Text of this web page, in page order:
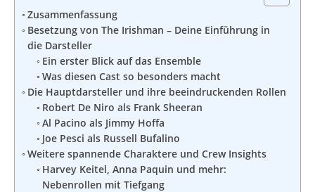
Zusammenfassung
Besetzung von The Irishman – Deine Einführung in
die Darsteller
Ein erster Blick auf das Ensemble
Was diesen Cast so besonders macht
Die Hauptdarsteller und ihre beeindruckenden Rollen
Robert De Niro als Frank Sheeran
Al Pacino als Jimmy Hoffa
Joe Pesci als Russell Bufalino
Weitere spannende Charaktere und Crew Insights
Harvey Keitel, Anna Paquin und mehr:
Nebenrollen mit Tiefgang